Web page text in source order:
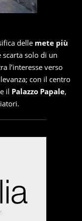
delle mete più
solo di un
l’interesse verso
con il centro
il Palazzo Papale,